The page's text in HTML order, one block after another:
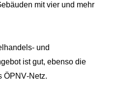
mit vier und mehr
und
ist gut, ebenso die
ÖPNV‐Netz.